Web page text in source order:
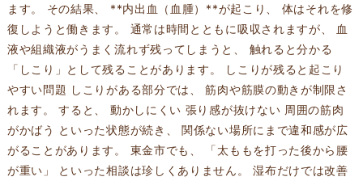
ます。 その結果、 **内出血（血腫）**が起こり、 体はそれを修
復しようと働きます。 通常は時間とともに吸収されますが、 血
液や組織液がうまく流れず残ってしまうと、 触れると分かる
「しこり」として残ることがあります。 しこりが残ると起こり
やすい問題 しこりがある部分では、 筋肉や筋膜の動きが制限さ
れます。 すると、 動かしにくい 張り感が抜けない 周囲の筋肉
がかばう といった状態が続き、 関係ない場所にまで違和感が広
がることがあります。 東金市でも、 「太ももを打った後から腰
が重い」 といった相談は珍しくありません。 湿布だけでは改善